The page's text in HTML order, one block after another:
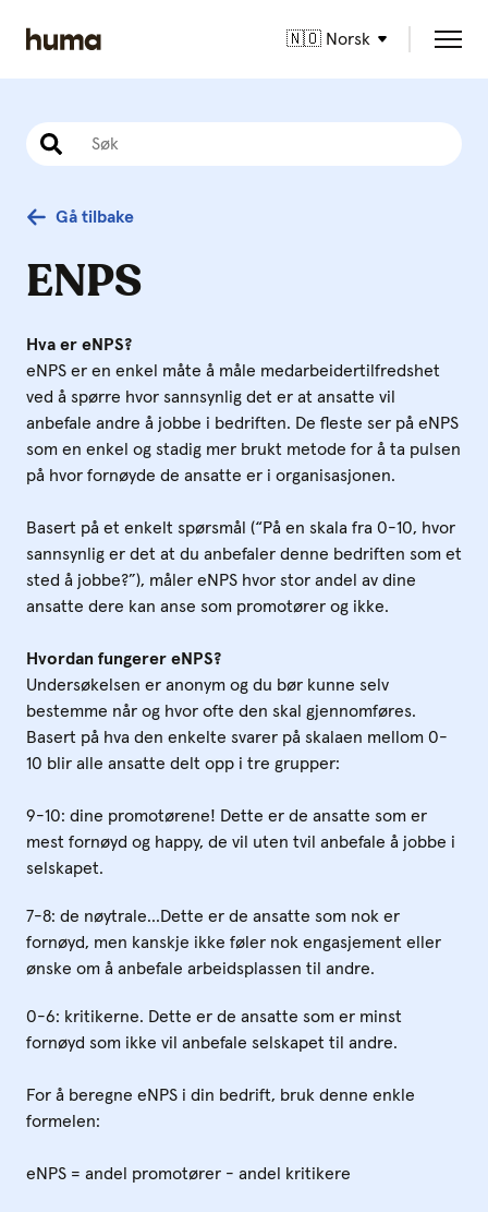
🇳🇴 Norsk
Gå tilbake
ENPS
Hva er eNPS?
eNPS er en enkel måte å måle medarbeidertilfredshet
ved å spørre hvor sannsynlig det er at ansatte vil
anbefale andre å jobbe i bedriften. De fleste ser på eNPS
som en enkel og stadig mer brukt metode for å ta pulsen
på hvor fornøyde de ansatte er i organisasjonen.
Basert på et enkelt spørsmål (“På en skala fra 0-10, hvor
sannsynlig er det at du anbefaler denne bedriften som et
sted å jobbe?”), måler eNPS hvor stor andel av dine
ansatte dere kan anse som promotører og ikke.
Hvordan fungerer eNPS?
Undersøkelsen er anonym og du bør kunne selv
bestemme når og hvor ofte den skal gjennomføres.
Basert på hva den enkelte svarer på skalaen mellom 0-
10 blir alle ansatte delt opp i tre grupper:
9-10: dine promotørene! Dette er de ansatte som er
mest fornøyd og happy, de vil uten tvil anbefale å jobbe i
selskapet.
7-8: de nøytrale...Dette er de ansatte som nok er
fornøyd, men kanskje ikke føler nok engasjement eller
ønske om å anbefale arbeidsplassen til andre.
0-6: kritikerne. Dette er de ansatte som er minst
fornøyd som ikke vil anbefale selskapet til andre.
For å beregne eNPS i din bedrift, bruk denne enkle
formelen:
eNPS = andel promotører - andel kritikere